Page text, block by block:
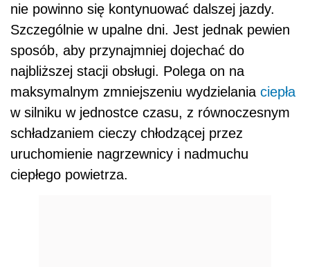
nie powinno się kontynuować dalszej jazdy.
Szczególnie w upalne dni. Jest jednak pewien
sposób, aby przynajmniej dojechać do
najbliższej stacji obsługi. Polega on na
maksymalnym zmniejszeniu wydzielania ciepła
w silniku w jednostce czasu, z równoczesnym
schładzaniem cieczy chłodzącej przez
uruchomienie nagrzewnicy i nadmuchu
ciepłego powietrza.